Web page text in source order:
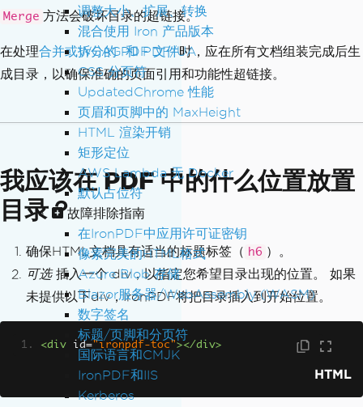
调整大小、扩展、转换
混合使用 Iron 产品版本
WCAG 和 PDF/UA
CSS 分页符
UpdatedChrome 性能
页眉和页脚中的 MaxHeight
HTML 渲染开销
矩形定位
AWS Lambda 无 Docker
默认占位符
故障排除指南
在IronPDF中应用许可证密钥
像素完美的HTML格式
Azure Blob 存储
Blazor服务器/WebAssembly (WASM)
数字签名
标题/页脚和分页符
国际语言和CMJK
IronPDF和IIS
Kerberos
ures...</p>
PdfDocument pdf = renderer.RenderHtmlA
htmlContent);
SaveAs("document-with-toc.pdf"
Merge 方法会破坏目录的超链接。
在处理合并或拆分的 PDF 文件时，应在所有文档组装完成后生
成目录，以确保准确的页面引用和功能性超链接。
我应该在 PDF 中的什么位置放置
目录？
确保HTML文档具有适当的标题标签（ h6 ）。
可选插入一个 div，以指定您希望目录出现的位置。 如果
未提供以下div，IronPDF将把目录插入到开始位置。
<div id="ironpdf-toc"></div>
HTML